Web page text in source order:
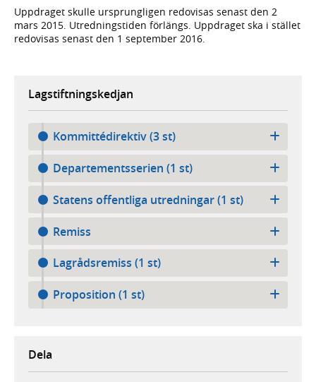
Uppdraget skulle ursprungligen redovisas senast den 2
mars 2015. Utredningstiden förlängs. Uppdraget ska i stället
redovisas senast den 1 september 2016.
Lagstiftningskedjan
Kommittédirektiv (3 st)
Departementsserien (1 st)
Statens offentliga utredningar (1 st)
Remiss
Lagrådsremiss (1 st)
Proposition (1 st)
Dela